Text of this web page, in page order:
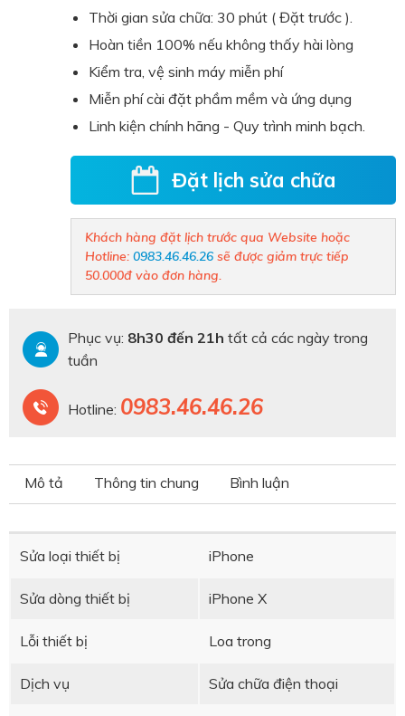
Thời gian sửa chữa: 30 phút ( Đặt trước ).
Hoàn tiền 100% nếu không thấy hài lòng
Kiểm tra, vệ sinh máy miễn phí
Miễn phí cài đặt phầm mềm và ứng dụng
Linh kiện chính hãng - Quy trình minh bạch.
Đặt lịch sửa chữa
Khách hàng đặt lịch trước qua Website hoặc
Hotline: 0983.46.46.26 sẽ được giảm trực tiếp
50.000đ vào đơn hàng.
Phục vụ: 8h30 đến 21h tất cả các ngày trong
tuần
Hotline: 0983.46.46.26
Mô tả Thông tin chung Bình luận
Sửa loại thiết bị iPhone
Sửa dòng thiết bị iPhone X
Lỗi thiết bị Loa trong
Dịch vụ Sửa chữa điện thoại